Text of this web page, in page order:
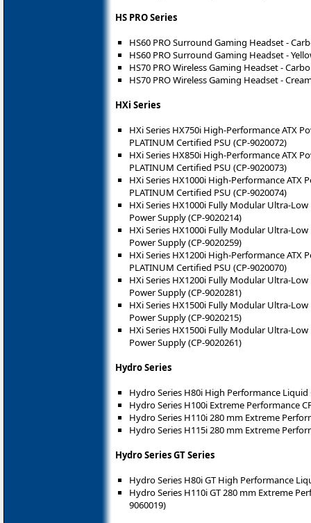
HS PRO Series
HS60 PRO Surround Gaming Headset -
HS60 PRO Surround Gaming Headset -
HS70 PRO Wireless Gaming Headset -
HS70 PRO Wireless Gaming Headset -
HXi Series
HXi Series HX750i High-Performance ATX
PLATINUM Certified PSU (CP-9020072)
HXi Series HX850i High-Performance ATX
PLATINUM Certified PSU (CP-9020073)
HXi Series HX1000i High-Performance ATX
PLATINUM Certified PSU (CP-9020074)
HXi Series HX1000i Fully Modular Ultra-
Power Supply (CP-9020214)
HXi Series HX1000i Fully Modular Ultra-
Power Supply (CP-9020259)
HXi Series HX1200i High-Performance ATX
PLATINUM Certified PSU (CP-9020070)
HXi Series HX1200i Fully Modular Ultra-
Power Supply (CP-9020281)
HXi Series HX1500i Fully Modular Ultra-
Power Supply (CP-9020215)
HXi Series HX1500i Fully Modular Ultra-
Power Supply (CP-9020261)
Hydro Series
Hydro Series H80i High Performance Liquid
Hydro Series H100i Extreme Performance
Hydro Series H110i 280 mm Extreme
Hydro Series H115i 280 mm Extreme
Hydro Series GT Series
Hydro Series H80i GT High Performance
Hydro Series H110i GT 280 mm Extreme
9060019)